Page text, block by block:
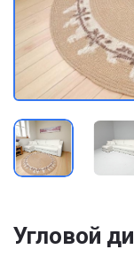
Угловой